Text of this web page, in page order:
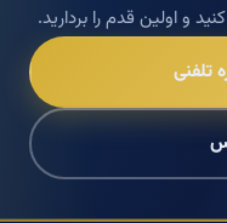
و اولین قدم را بردارید.
تلفنی